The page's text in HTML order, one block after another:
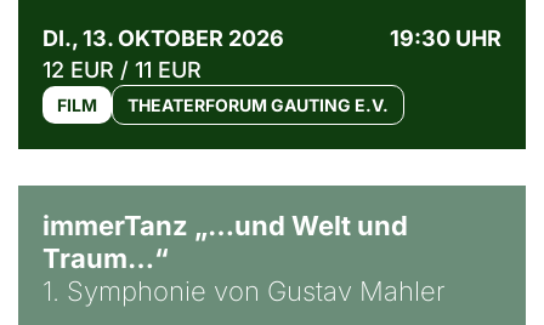
DI., 13. OKTOBER 2026
19:30 UHR
12 EUR / 11 EUR
FILM THEATERFORUM GAUTING E.V.
immerTanz „…und Welt und
Traum…“
1. Symphonie von Gustav Mahler